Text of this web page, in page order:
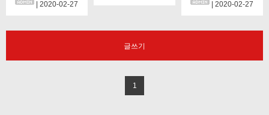
| 2020-02-27
| 2020-02-27
글쓰기
1